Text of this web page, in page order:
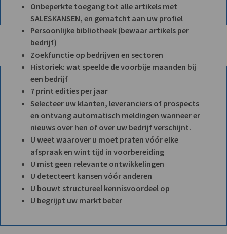
Onbeperkte toegang tot alle artikels met
SALESKANSEN, en gematcht aan uw profiel
Persoonlijke bibliotheek (bewaar artikels per
bedrijf)
Zoekfunctie op bedrijven en sectoren
Historiek: wat speelde de voorbije maanden bij
een bedrijf
7 print edities per jaar
Selecteer uw klanten, leveranciers of prospects
en ontvang automatisch meldingen wanneer er
nieuws over hen of over uw bedrijf verschijnt.
U weet waarover u moet praten vóór elke
afspraak en wint tijd in voorbereiding
U mist geen relevante ontwikkelingen
U detecteert kansen vóór anderen
U bouwt structureel kennisvoordeel op
U begrijpt uw markt beter